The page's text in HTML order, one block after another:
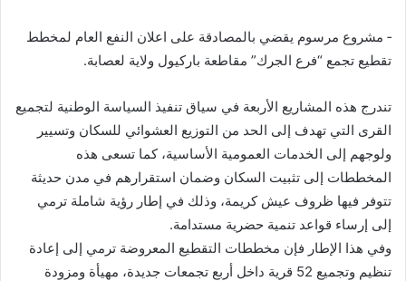
‐ مشروع مرسوم يقضي بالمصادقة على اعلان النفع العام لمخطط
تقطيع تجمع “فرع الجرك” مقاطعة باركيول ولاية لعصابة.
تندرج هذه المشاريع الأربعة في سياق تنفيذ السياسة الوطنية لتجميع
القرى التي تهدف إلى الحد من التوزيع العشوائي للسكان وتسيير
ولوجهم إلى الخدمات العمومية الأساسية، كما تسعى هذه
المخططات إلى تثبيت السكان وضمان استقرارهم في مدن حديثة
تتوفر فيها ظروف عيش كريمة، وذلك في إطار رؤية شاملة ترمي
إلى إرساء قواعد تنمية حضرية مستدامة.
وفي هذا الإطار فإن مخططات التقطيع المعروضة ترمي إلى إعادة
تنظيم وتجميع 52 قرية داخل أربع تجمعات جديدة، مهيأة ومزودة